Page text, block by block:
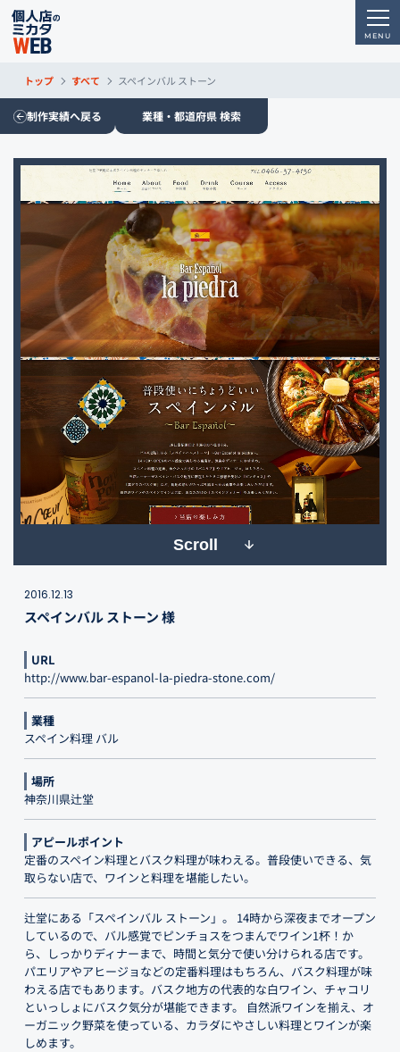
トップ すべて スペインバル ストーン
制作実績へ戻る 業種・都道府県 検索
Scroll
2016.12.13
スペインバル ストーン 様
URL
http://www.bar-espanol-la-piedra-stone.com/
業種
スペイン料理 バル
場所
神奈川県辻堂
アピールポイント
定番のスペイン料理とバスク料理が味わえる。普段使いできる、気
取らない店で、ワインと料理を堪能したい。
辻堂にある「スペインバル ストーン」。 14時から深夜までオープン
しているので、バル感覚でピンチョスをつまんでワイン1杯！か
ら、しっかりディナーまで、時間と気分で使い分けられる店です。
パエリアやアヒージョなどの定番料理はもちろん、バスク料理が味
わえる店でもあります。バスク地方の代表的な白ワイン、チャコリ
といっしょにバスク気分が堪能できます。 自然派ワインを揃え、オ
ーガニック野菜を使っている、カラダにやさしい料理とワインが楽
しめます。